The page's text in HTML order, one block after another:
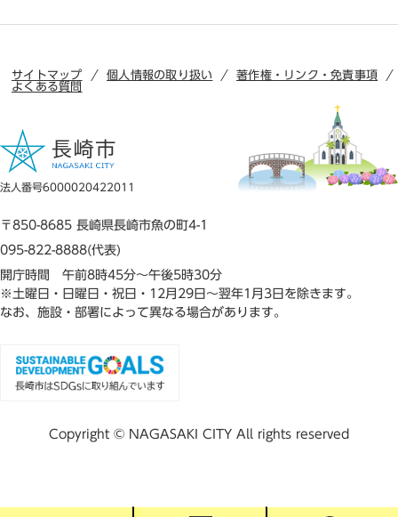
サイトマップ 個人情報の取り扱い
著作権・リンク・免責事項
よくある質問
法人番号6000020422011
〒850-8685 長崎県長崎市魚の町4-1
095-822-8888(代表)
開庁時間 午前8時45分～午後5時30分
※土曜日・日曜日・祝日・12月29日～翌年1月3日を除きます。
なお、施設・部署によって異なる場合があります。
Copyright © NAGASAKI CITY All rights reserved